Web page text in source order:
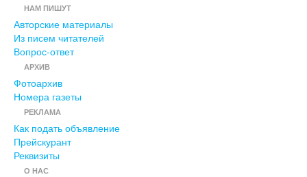
НАМ ПИШУТ
Авторские материалы
Из писем читателей
Вопрос-ответ
АРХИВ
Фотоархив
Номера газеты
РЕКЛАМА
Как подать объявление
Прейскурант
Реквизиты
О НАС